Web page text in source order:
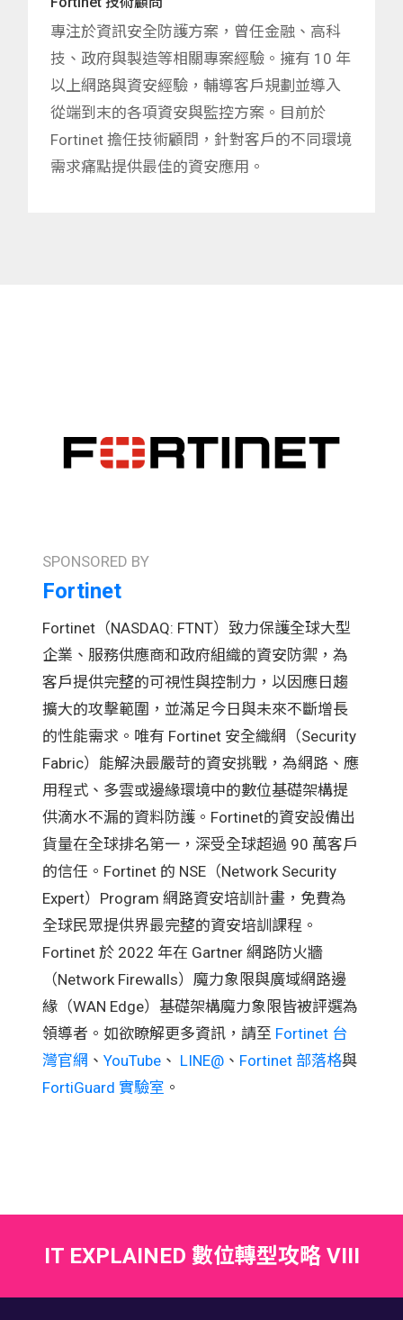
專注於資訊安全防護方案，曾任金融、高科
技、政府與製造等相關專案經驗。擁有 10 年
以上網路與資安經驗，輔導客戶規劃並導入
從端到末的各項資安與監控方案。目前於
Fortinet 擔任技術顧問，針對客戶的不同環境
需求痛點提供最佳的資安應用。
SPONSORED BY
Fortinet
Fortinet（NASDAQ: FTNT）致力保護全球大型
企業、服務供應商和政府組織的資安防禦，為
客戶提供完整的可視性與控制力，以因應日趨
擴大的攻擊範圍，並滿足今日與未來不斷增長
的性能需求。唯有 Fortinet 安全織網（Security
Fabric）能解決最嚴苛的資安挑戰，為網路、應
用程式、多雲或邊緣環境中的數位基礎架構提
供滴水不漏的資料防護。Fortinet的資安設備出
貨量在全球排名第一，深受全球超過 90 萬客戶
的信任。Fortinet 的 NSE（Network Security
Expert）Program 網路資安培訓計畫，免費為
全球民眾提供界最完整的資安培訓課程。
Fortinet 於 2022 年在 Gartner 網路防火牆
（Network Firewalls）魔力象限與廣域網路邊
緣（WAN Edge）基礎架構魔力象限皆被評選為
領導者。如欲瞭解更多資訊，請至 Fortinet 台
灣官網 、 YouTube 、 LINE@ 、 Fortinet 部落格與
FortiGuard 實驗室 。
IT EXPLAINED 數位轉型攻略 VIII